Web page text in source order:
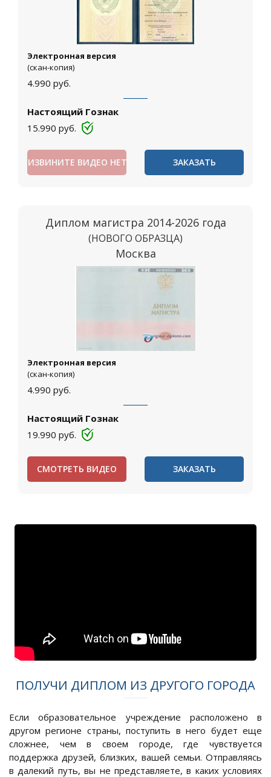
Электронная версия
(скан-копия)
4.990 руб.
Настоящий Гознак
15.990 руб.
ИЗВИНИТЕ ВИДЕО НЕТ ЗАКАЗАТЬ
Диплом магистра 2014-2026 года
(НОВОГО ОБРАЗЦА)
Москва
Электронная версия
(скан-копия)
4.990 руб.
Настоящий Гознак
19.990 руб.
СМОТРЕТЬ ВИДЕО ЗАКАЗАТЬ
ПОЛУЧИ ДИПЛОМ ИЗ ДРУГОГО ГОРОДА
Если образовательное учреждение расположено в
другом регионе страны, поступить в него будет еще
сложнее, чем в своем городе, где чувствуется
поддержка друзей, близких, вашей семьи. Отправляясь
в далекий путь, вы не представляете, в каких условиях